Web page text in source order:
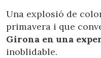
Una explosió de
primavera i que
Girona en una
inoblidable.